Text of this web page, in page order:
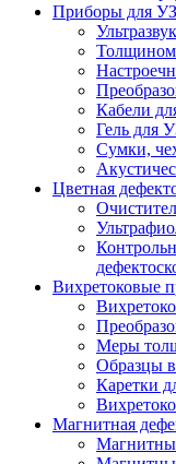
Приборы для
Кабели
Гель для
Сумки,
Цветная
Вихретоковые
Меры
Образцы
Каретки
Магнитная